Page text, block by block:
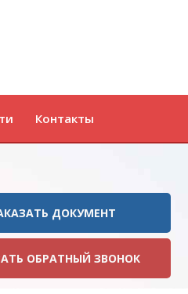
Контакты
ДОКУМЕНТ
ОБРАТНЫЙ ЗВОНОК